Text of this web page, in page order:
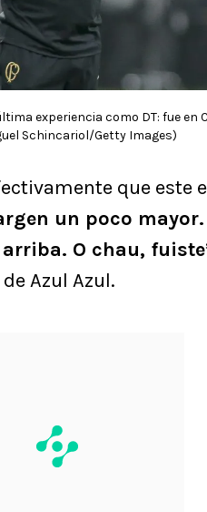
experiencia como DT: fue en
Schincariol/Getty Images)
que este
un poco
O chau,
Azul Azul.